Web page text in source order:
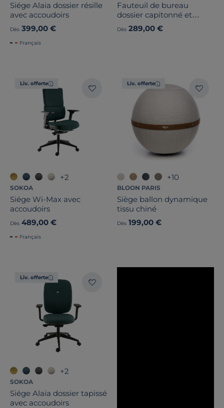
Siége Alaia dossier résille
avec accoudoirs
Dès 399,00 €
Français
Fauteuil de bureau
dossier capitonné et
accoudoirs réglables Raya
23S
Dès 289,00 €
Liv. offerte
+2
SOKOA
Siége Wi-Max avec
accoudoirs
Dès 489,00 €
Français
Liv. offerte
+10
BLOON PARIS
Siège ballon dynamique
tissu chiné
Dès 199,00 €
Liv. offerte
+2
SOKOA
Siége Alaia dossier tapissé
avec accoudoirs
Profondeur
Note des clients
Stock
Certifications et labels